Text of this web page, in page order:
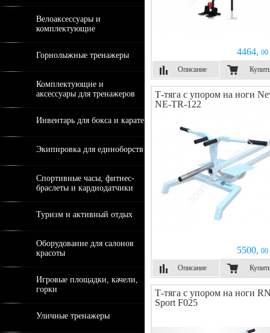
Велоаксессуары и
комплектующие
Горнолыжные тренажеры
Комплектующие и
аксессуары для тренажеров
Инвентарь для бокса и карате
Экипировка для единоборств
Спортивные часы, фитнес-
браслеты и кардиодатчики
Туризм и активный отдых
Оборудование для салонов
красоты
Игровые площадки, качели,
горки
Уличные тренажеры
4464, 00
Описание
Купить
Т-тяга с упором на ноги
NE-TR-122
5500, 00
Описание
Купить
Т-тяга с упором на ноги
Sport F025